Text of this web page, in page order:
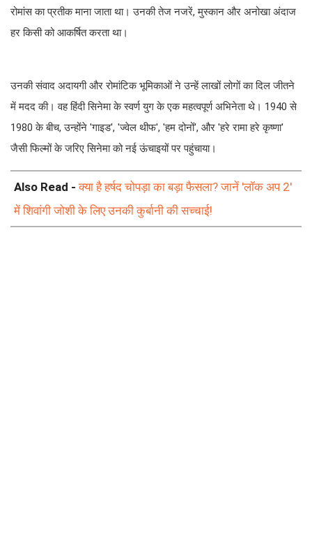
रोमांस का प्रतीक माना जाता था। उनकी तेज नजरें, मुस्कान और अनोखा अंदाज
हर किसी को आकर्षित करता था।
उनकी संवाद अदायगी और रोमांटिक भूमिकाओं ने उन्हें लाखों लोगों का दिल जीतने
में मदद की। वह हिंदी सिनेमा के स्वर्ण युग के एक महत्वपूर्ण अभिनेता थे। 1940 से
1980 के बीच, उन्होंने 'गाइड', 'ज्वेल थीफ', 'हम दोनों', और 'हरे रामा हरे कृष्णा'
जैसी फिल्मों के जरिए सिनेमा को नई ऊंचाइयों पर पहुंचाया।
Also Read -क्या है हर्षद चोपड़ा का बड़ा फैसला? जानें 'लॉक अप 2'
में शिवांगी जोशी के लिए उनकी कुर्बानी की सच्चाई!